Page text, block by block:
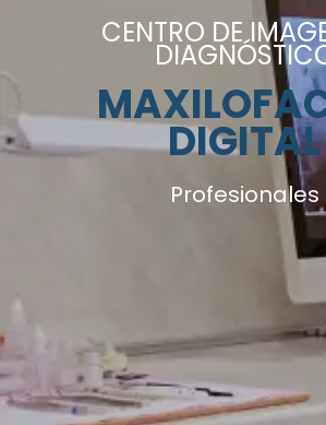
CENTRO DE
DIGITAL
Profesionales